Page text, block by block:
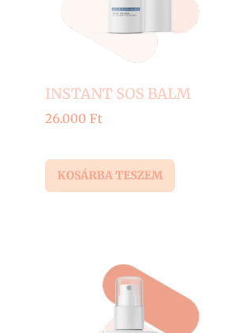
INSTANT SOS BALM
26.000 Ft
KOSÁRBA TESZEM